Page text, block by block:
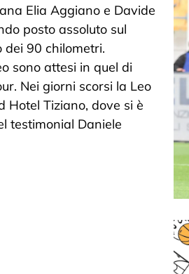
Elia Aggiano e Davide
posto assoluto sul
dei 90 chilometri.
sono attesi in quel di
Nei giorni scorsi la Leo
Hotel Tiziano, dove si è
testimonial Daniele